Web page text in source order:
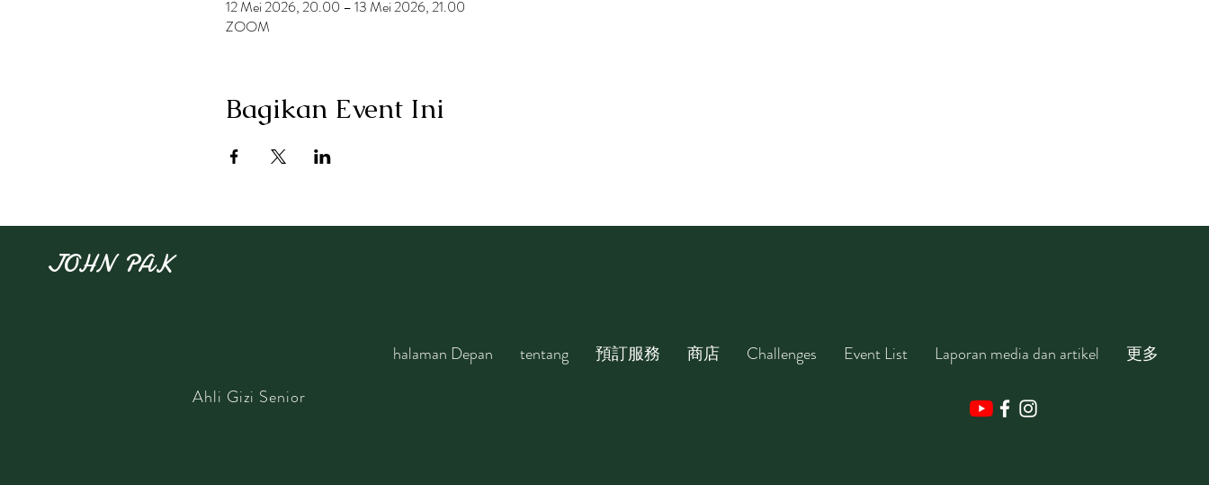
12 Mei 2026, 20.00 – 13 Mei 2026, 21.00
ZOOM
Bagikan Event Ini
JOHN PAK
​Ahli Gizi Senior
halaman Depan tentang 預訂服務 商店 Challenges Event List Laporan media dan artikel 更多